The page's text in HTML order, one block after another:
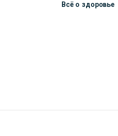
Всё о здоровье